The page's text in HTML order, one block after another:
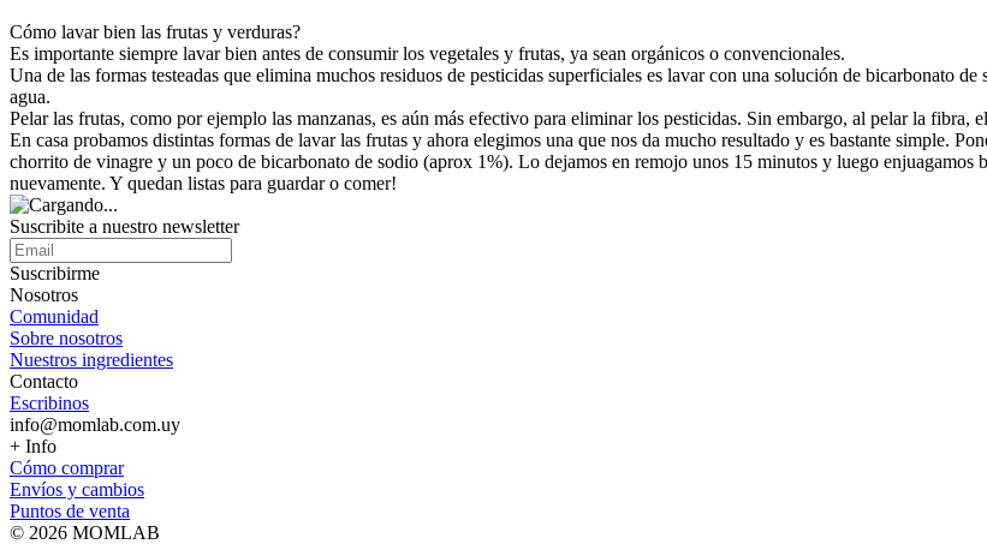
Cómo lavar bien las frutas y verduras?
Es importante siempre lavar bien antes de consumir los vegetales y frutas, ya sean orgánicos o convencionales.
Una de las formas testeadas que elimina muchos residuos de pesticidas superficiales es lavar con una solución de bicarbonato
agua.
Pelar las frutas, como por ejemplo las manzanas, es aún más efectivo para eliminar los pesticidas. Sin embargo, al pelar la fibra,
En casa probamos distintas formas de lavar las frutas y ahora elegimos una que nos da mucho resultado y es bastante simple.
chorrito de vinagre y un poco de bicarbonato de sodio (aprox 1%). Lo dejamos en remojo unos 15 minutos y luego enjuagamos
nuevamente. Y quedan listas para guardar o comer!
Suscribite a nuestro newsletter
Suscribirme
Nosotros
Comunidad
Sobre nosotros
Nuestros ingredientes
Contacto
Escribinos
info@momlab.com.uy
+ Info
Cómo comprar
Envíos y cambios
Puntos de venta
© 2026 MOMLAB